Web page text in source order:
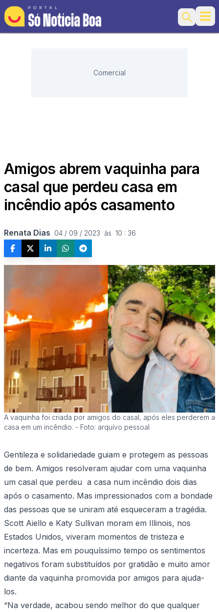
Search
Comercial
Amigos abrem vaquinha para
casal que perdeu casa em
incêndio após casamento
Renata Dias 04 / 09 / 2023  às  10 : 36
A vaquinha foi criada por amigos do casal, após eles perderem a
casa em um incêndio. - Foto: arquivo pessoal
Gentileza e solidariedade guiam e protegem as pessoas
de bem. Amigos resolveram ajudar com uma vaquinha
um casal que perdeu a casa num incêndio dois dias
após o casamento. Mas impressionados com a bondade
das pessoas que se uniram até esqueceram a tragédia.
Scott Aiello e Katy Sullivan moram em Illinois, nos
Estados Unidos, viveram momentos de tristeza e
incerteza. Mas em pouquíssimo tempo os sentimentos
negativos foram substituídos por gratidão e muito amor
diante da vaquinha promovida por amigos para ajuda-
los.
“Na verdade, acabou sendo melhor do que qualquer